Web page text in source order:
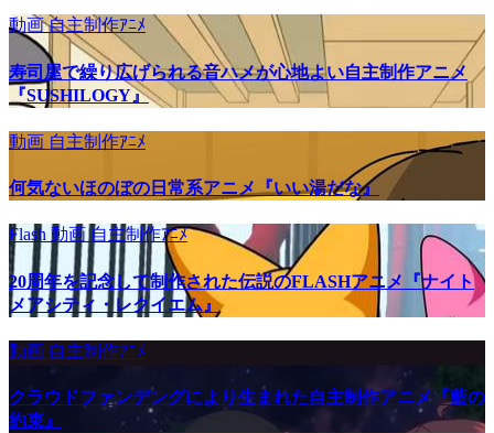
動画自主制作ｱﾆﾒ
寿司屋で繰り広げられる音ハメが心地よい自主制作アニメ
『SUSHILOGY』
動画 自主制作ｱﾆﾒ
何気ないほのぼの日常系アニメ『いい湯だな』
Flash 動画自主制作ｱﾆﾒ
20周年を記念して制作された伝説のFLASHアニメ『ナイト
メアシティ・レクイエム』
動画 自主制作ｱﾆﾒ
クラウドファンデングにより生まれた自主制作アニメ『藍の
約束』